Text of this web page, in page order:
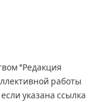
"Редакция
работы
указана ссылка